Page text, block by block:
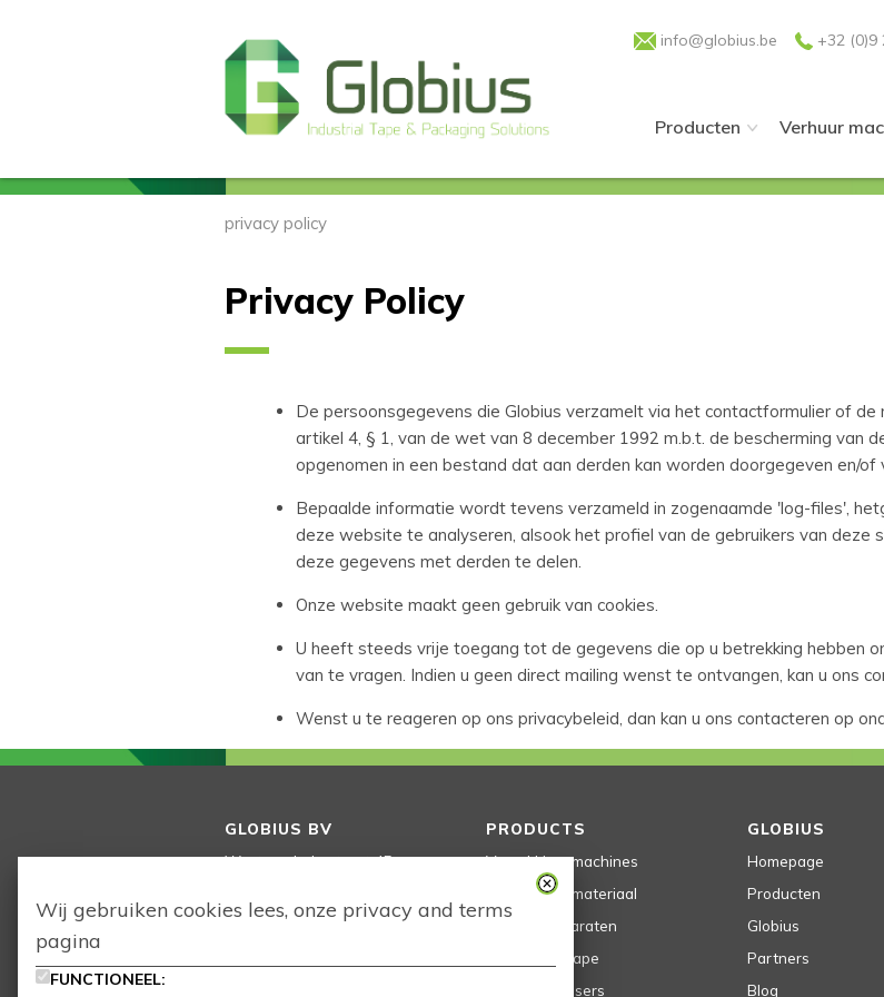
info@globius.be +32 (0)9
Producten Verhuur
privacy policy
Privacy Policy
De persoonsgegevens die Globius verzamelt via het contactformulier of
artikel 4, § 1, van de wet van 8 december 1992 m.b.t. de bescherming van
opgenomen in een bestand dat aan derden kan worden doorgegeven en/of
Bepaalde informatie wordt tevens verzameld in zogenaamde 'log-files',
deze website te analyseren, alsook het profiel van de gebruikers van deze
deze gegevens met derden te delen.
Onze website maakt geen gebruik van cookies.
U heeft steeds vrije toegang tot de gegevens die op u betrekking hebben
van te vragen. Indien u geen direct mailing wenst te ontvangen, kan u ons
Wenst u te reageren op ons privacybeleid, dan kan u ons contacteren op
GLOBIUS BV
Westrozebekestraat 45
Belgium
info@globius.be
PRODUCTS
Verpakkingsmachines
Verpakkingsmateriaal
Tools & apparaten
Industriële Tape
Tape Dispensers
GLOBIUS
Homepage
Producten
Globius
Partners
Blog
Wij gebruiken cookies lees, onze privacy and terms
pagina
FUNCTIONEEL: